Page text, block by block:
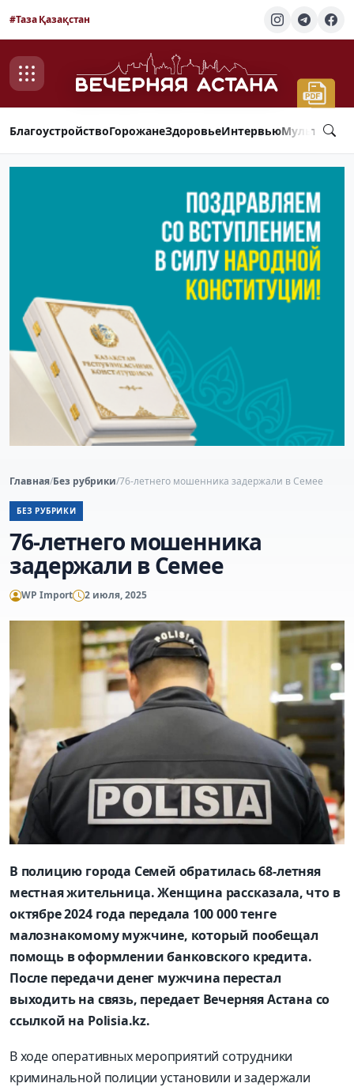
#Таза Қазақстан
БлагоустройствоГорожанеЗдоровьеИнтервью
Главная/Без рубрики/76-летнего мошенника задержали в Семее
БЕЗ РУБРИКИ
76-летнего мошенника
задержали в Семее
WP Import 2 июля, 2025
В полицию города Семей обратилась 68-летняя
местная жительница. Женщина рассказала, что в
октябре 2024 года передала 100 000 тенге
малознакомому мужчине, который пообещал
помощь в оформлении банковского кредита.
После передачи денег мужчина перестал
выходить на связь, передает Вечерняя Астана со
ссылкой на Polisia.kz.
В ходе оперативных мероприятий сотрудники
криминальной полиции установили и задержали